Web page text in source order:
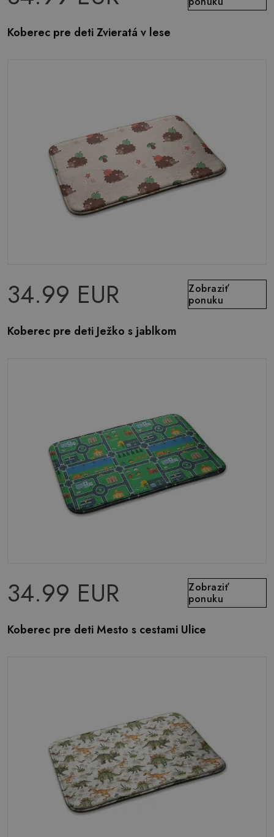
Koberec pre deti Zvieratá v lese
34.99 EUR
Zobraziť
ponuku
Koberec pre deti Ježko s jablkom
34.99 EUR
Zobraziť
ponuku
Koberec pre deti Mesto s cestami Ulice